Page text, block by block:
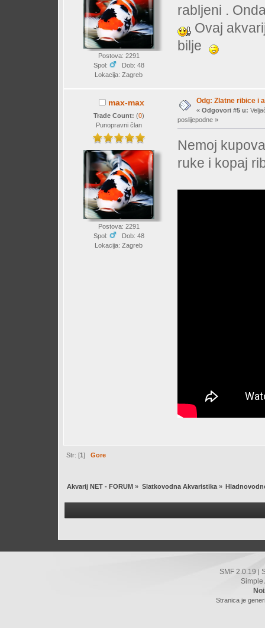
Postova: 2291
Spol:
Dob: 48
Lokacija: Zagreb
rabljeni .
Ovaj
bilje
max-max
Trade Count: (0)
Punopravni član
Postova: 2291
Spol:
Dob: 48
Lokacija: Zagreb
Odg: Zlatne ribice i
« Odgovori #5 u:
poslijepodne »
Nemoj
ruke i kopaj
Str: [1]Gore
Akvarij NET - FORUM » Slatkovodna Akvaristika»
SMF 2.0.19
Simple
Stranica je